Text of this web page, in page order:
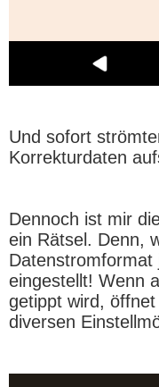
Und sofort
Korrekturdaten
Dennoch ist mir
ein Rätsel. Denn,
Datenstromformat
eingestellt! Wenn
getippt wird,
diversen